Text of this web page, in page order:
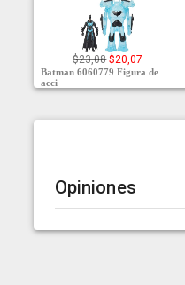
$23,08 $20,07
Batman 6060779 Figura de
acci
Opiniones